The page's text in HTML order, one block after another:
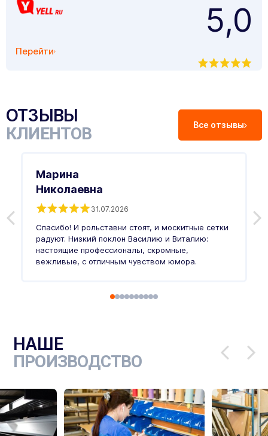
Перейти
5,0
ОТЗЫВЫ
КЛИЕНТОВ Все отзывы
Марина
Николаевна
31.07.2026
Спасибо! И рольставни стоят, и москитные сетки
радуют. Низкий поклон Василию и Виталию:
настоящие профессионалы, скромные,
вежливые, с отличным чувством юмора.
НАШЕ
ПРОИЗВОДСТВО